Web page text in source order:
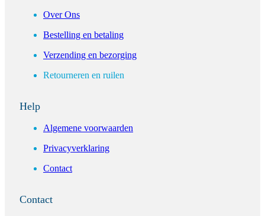
Over Ons
Bestelling en betaling
Verzending en bezorging
Retourneren en ruilen
Help
Algemene voorwaarden
Privacyverklaring
Contact
Contact